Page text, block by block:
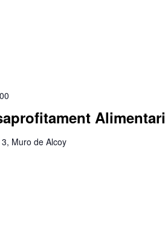
Alimentari
Muro de Alcoy